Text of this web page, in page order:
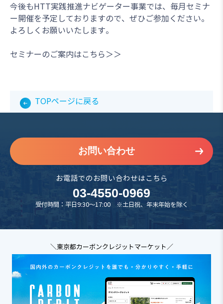
今後もHTT実践推進ナビゲーター事業では、毎月セミナ
ー開催を予定しておりますので、ぜひご参加ください。
よろしくお願いいたします。
セミナーのご案内はこちら＞＞
TOPページに戻る
お問い合わせ
お電話でのお問い合わせはこちら
03-4550-0969
受付時間：平日9:30～17:00 ※土日祝、年末年始を除く
＼東京都カーボンクレジットマーケット／